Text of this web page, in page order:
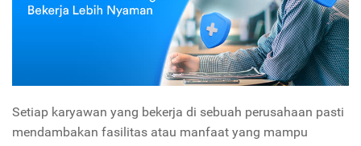
Setiap karyawan yang bekerja di sebuah perusahaan pasti
mendambakan fasilitas atau manfaat yang mampu